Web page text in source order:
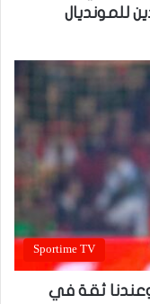
للمونديال
Sportime TV
ثقة في